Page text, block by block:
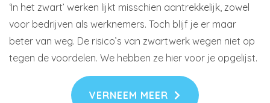
‘In het zwart’ werken lijkt misschien aantrekkelijk, zowel
voor bedrijven als werknemers. Toch blijf je er maar
beter van weg. De risico’s van zwartwerk wegen niet op
tegen de voordelen. We hebben ze hier voor je opgelijst.
VERNEEM MEER